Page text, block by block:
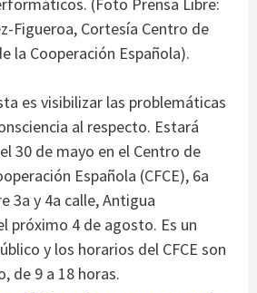
Figueroa, Cortesía Centro de
la Cooperación Española).
es visibilizar las problemáticas
al respecto. Estará
30 de mayo en el Centro de
Española (CFCE), 6a
3a y 4a calle, Antigua
próximo 4 de agosto. Es un
y los horarios del CFCE son
de 9 a 18 horas.